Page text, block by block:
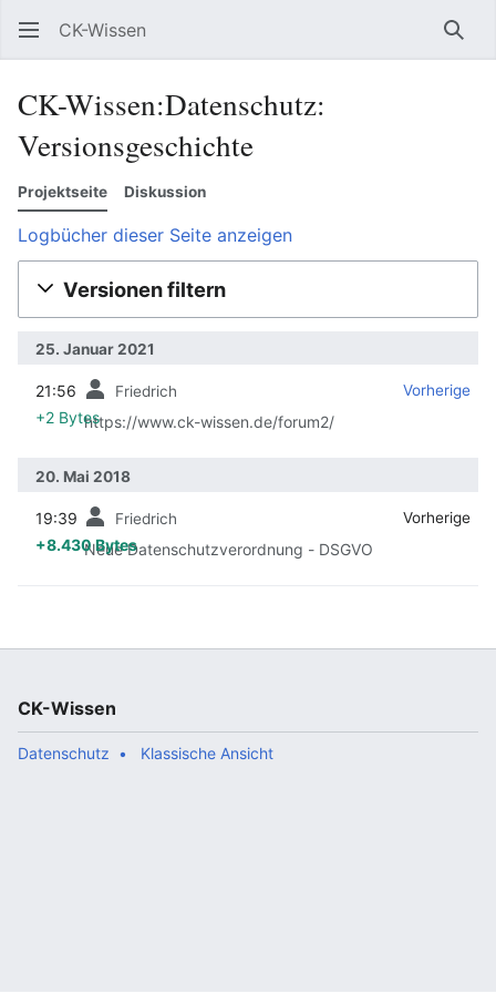
CK-Wissen
CK-Wissen:Datenschutz:
Versionsgeschichte
Projektseite Diskussion
Logbücher dieser Seite anzeigen
Versionen filtern
25. Januar 2021
Vorherige
21:56 Friedrich
+2 Byteshttps://www.ck-wissen.de/forum2/
20. Mai 2018
Vorherige
19:39 Friedrich
+8.430 Bytes
Neue Datenschutzverordnung - DSGVO
CK-Wissen
Datenschutz Klassische Ansicht